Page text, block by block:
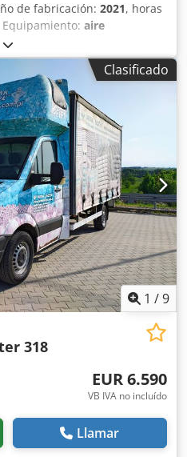
de fabricación: 2021, horas
Equipamiento: aire
16.000 kg Dimensiones
Bilbao (Vizcaya)
las pautas a seguir en
La TB2150 conquista en
compacto e innovador.
de goma y una pala
un amplio equipo de
está completamente
conductor: fácil manejo,
y robustez, combinado
y lujosa cabina. Dedpezrn E
Altura de excavación: 8.520
Clasificado
1 /9
318
EUR 6.590
VB IVA no incluído
Llamar